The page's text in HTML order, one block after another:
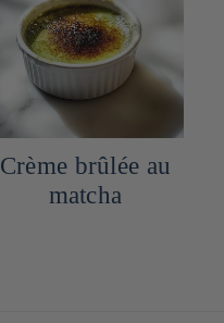
Crème brûlée au
matcha